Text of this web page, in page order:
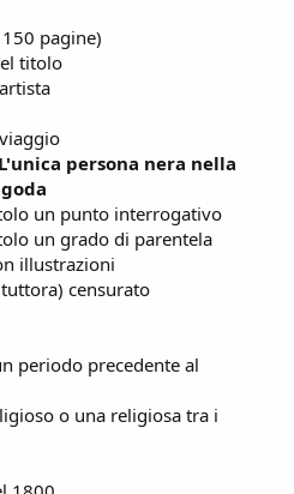
pagine)
titolo
persona nera nella
un punto interrogativo
un grado di parentela
illustrazioni
censurato
periodo precedente al
o una religiosa tra i